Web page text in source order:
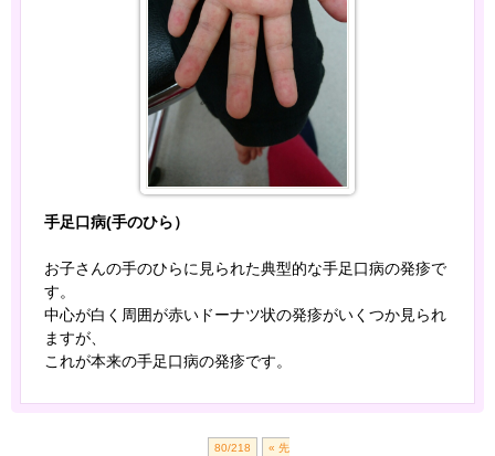
手足口病(手のひら）
お子さんの手のひらに見られた典型的な手足口病の発疹で
す。
中心が白く周囲が赤いドーナツ状の発疹がいくつか見られ
ますが、
これが本来の手足口病の発疹です。
80/218
« 先